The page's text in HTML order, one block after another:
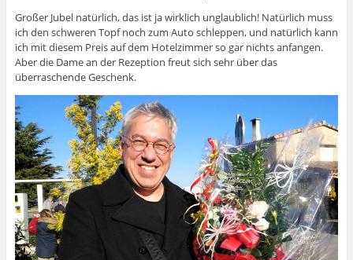
Großer Jubel natürlich, das ist ja wirklich unglaublich! Natürlich muss
ich den schweren Topf noch zum Auto schleppen, und natürlich kann
ich mit diesem Preis auf dem Hotelzimmer so gar nichts anfangen.
Aber die Dame an der Rezeption freut sich sehr über das
überraschende Geschenk.